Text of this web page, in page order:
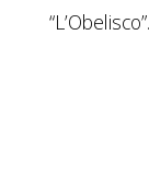
“L’Obelisco”.